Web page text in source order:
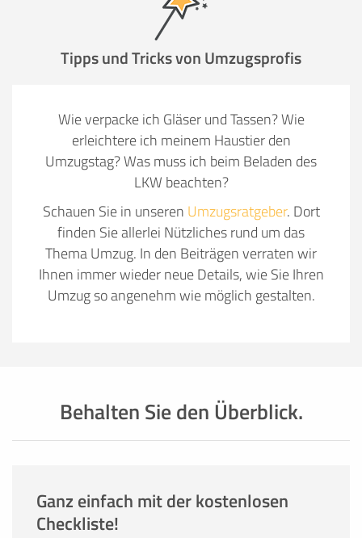
Tipps und Tricks von Umzugsprofis
Wie verpacke ich Gläser und Tassen? Wie
erleichtere ich meinem Haustier den
Umzugstag? Was muss ich beim Beladen des
LKW beachten?
Schauen Sie in unseren Umzugsratgeber. Dort
finden Sie allerlei Nützliches rund um das
Thema Umzug. In den Beiträgen verraten wir
Ihnen immer wieder neue Details, wie Sie Ihren
Umzug so angenehm wie möglich gestalten.
Behalten Sie den Überblick.
Ganz einfach mit der kostenlosen
Checkliste!